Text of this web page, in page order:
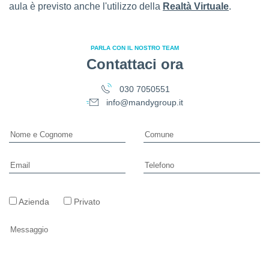
aula è previsto anche l'utilizzo della Realtà Virtuale.
PARLA CON IL NOSTRO TEAM
Contattaci ora
030 7050551
info@mandygroup.it
Azienda Privato